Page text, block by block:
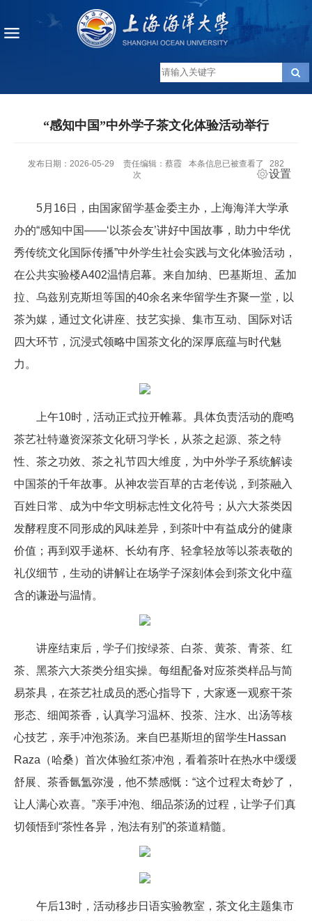
“感知中国”中外学子茶文化体验活动举行
发布日期：2026-05-29 责任编辑：蔡霞 本条信息已被查看了
282
次
设置
5月16日，由国家留学基金委主办，上海海洋大学承
办的“感知中国——‘以茶会友’讲好中国故事，助力中华优
秀传统文化国际传播”中外学生社会实践与文化体验活动，
在公共实验楼A402温情启幕。来自加纳、巴基斯坦、孟加
拉、乌兹别克斯坦等国的40余名来华留学生齐聚一堂，以
茶为媒，通过文化讲座、技艺实操、集市互动、国际对话
四大环节，沉浸式领略中国茶文化的深厚底蕴与时代魅
力。
上午10时，活动正式拉开帷幕。具体负责活动的鹿鸣
茶艺社特邀资深茶文化研习学长，从茶之起源、茶之特
性、茶之功效、茶之礼节四大维度，为中外学子系统解读
中国茶的千年故事。从神农尝百草的古老传说，到茶融入
百姓日常、成为中华文明标志性文化符号；从六大茶类因
发酵程度不同形成的风味差异，到茶叶中有益成分的健康
价值；再到双手递杯、长幼有序、轻拿轻放等以茶表敬的
礼仪细节，生动的讲解让在场学子深刻体会到茶文化中蕴
含的谦逊与温情。
讲座结束后，学子们按绿茶、白茶、黄茶、青茶、红
茶、黑茶六大茶类分组实操。每组配备对应茶类样品与简
易茶具，在茶艺社成员的悉心指导下，大家逐一观察干茶
形态、细闻茶香，认真学习温杯、投茶、注水、出汤等核
心技艺，亲手冲泡茶汤。来自巴基斯坦的留学生Hassan
Raza（哈桑）首次体验红茶冲泡，看着茶叶在热水中缓缓
舒展、茶香氤氲弥漫，他不禁感慨：“这个过程太奇妙了，
让人满心欢喜。”亲手冲泡、细品茶汤的过程，让学子们真
切领悟到“茶性各异，泡法有别”的茶道精髓。
午后13时，活动移步日语实验教室，茶文化主题集市